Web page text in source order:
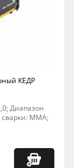
КЕДР
Диапазон
MMA;